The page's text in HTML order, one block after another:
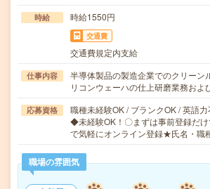
時給 時給1550円
交通費
交通費規定内支給
仕事内容
半導体製品の製造企業でのクリーン
リコンウェーハの仕上研磨業務お
応募資格
職種未経験OK / ブランクOK / 英語
◆未経験OK！〇まずは事前登録だ
で気軽にオンライン登録★氏名・職
職場の雰囲気